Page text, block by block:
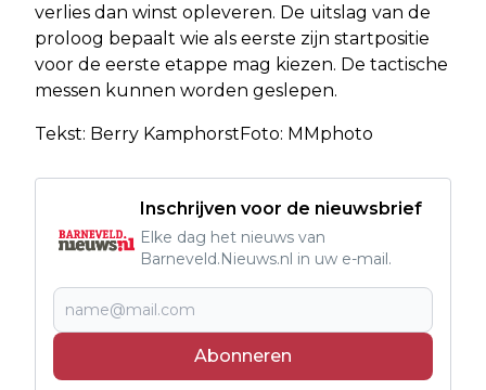
verlies dan winst opleveren. De uitslag van de
proloog bepaalt wie als eerste zijn startpositie
voor de eerste etappe mag kiezen. De tactische
messen kunnen worden geslepen.
Tekst: Berry KamphorstFoto: MMphoto
Inschrijven voor de nieuwsbrief
Elke dag het nieuws van
Barneveld.Nieuws.nl in uw e-mail.
Abonneren